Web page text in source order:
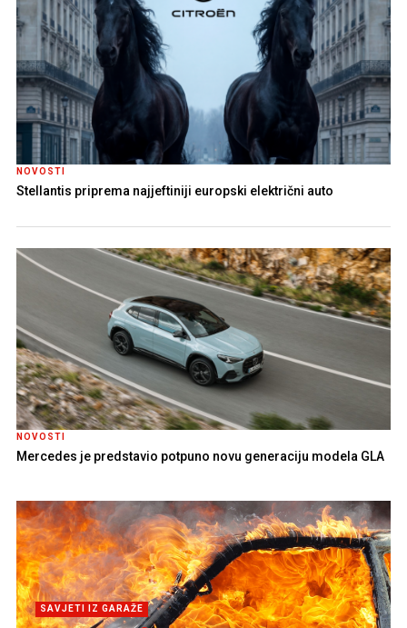
NOVOSTI
Stellantis priprema najjeftiniji europski električni auto
NOVOSTI
Mercedes je predstavio potpuno novu generaciju modela GLA
SAVJETI IZ GARAŽE